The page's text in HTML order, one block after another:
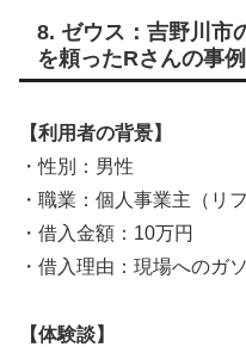
8. ゼウス：吉野川市
を頼ったRさんの事例
【利用者の背景】
・性別：男性
・職業：個人事業主（リ
・借入金額：10万円
・借入理由：現場へのガ
【体験談】